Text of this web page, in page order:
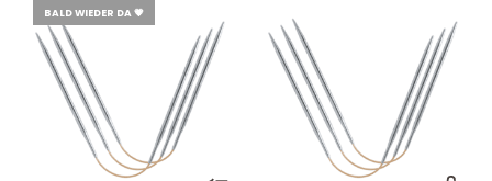
BALD WIEDER DA 💗